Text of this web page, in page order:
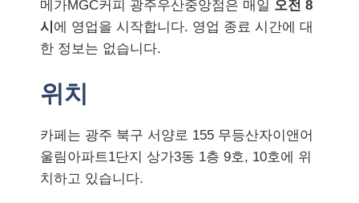
메가MGC커피 광주우산중앙점은 매일 오전 8
시 에 영업을 시작합니다. 영업 종료 시간에 대
한 정보는 없습니다.
위치
카페는 광주 북구 서양로 155 무등산자이앤어
울림아파트1단지 상가3동 1층 9호, 10호에 위
치하고 있습니다.